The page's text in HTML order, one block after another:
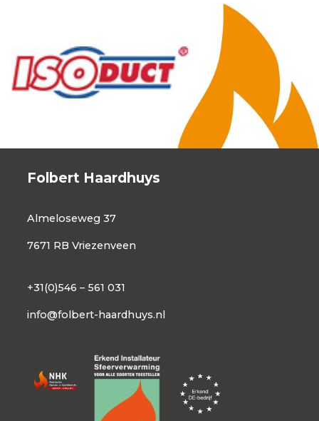
Folbert Haardhuys
Almeloseweg 37
7671 RB Vriezenveen
+31(0)546 – 561 031
info@folbert-haardhuys.nl